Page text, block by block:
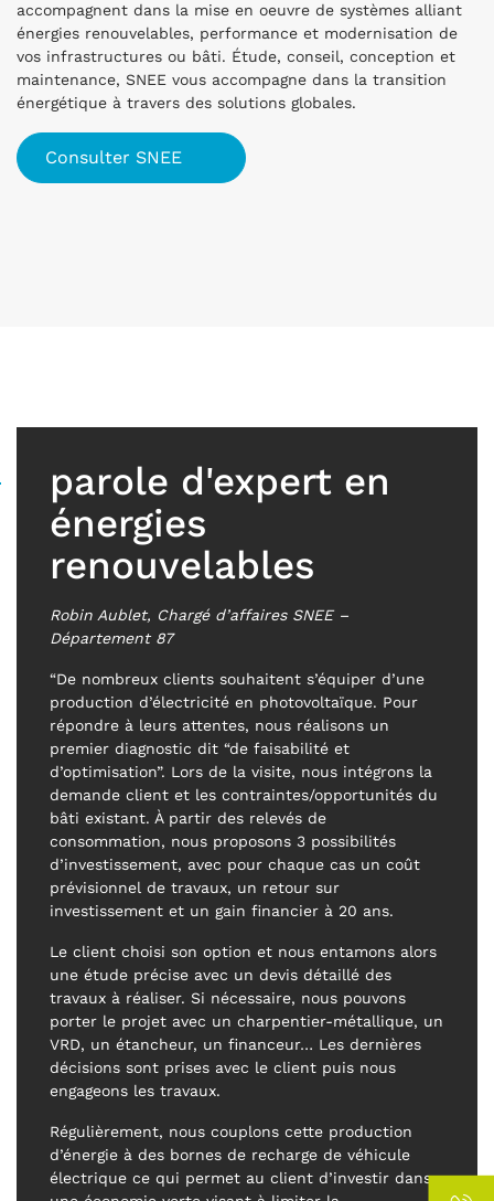
accompagnent dans la mise en oeuvre de systèmes alliant
énergies renouvelables, performance et modernisation de
vos infrastructures ou bâti. Étude, conseil, conception et
maintenance, SNEE vous accompagne dans la transition
énergétique à travers des solutions globales.
Consulter SNEE
parole d'expert en
énergies
renouvelables
Robin Aublet, Chargé d’affaires SNEE –
Département 87
“De nombreux clients souhaitent s’équiper d’une
production d’électricité en photovoltaïque. Pour
répondre à leurs attentes, nous réalisons un
premier diagnostic dit “de faisabilité et
d’optimisation”. Lors de la visite, nous intégrons la
demande client et les contraintes/opportunités du
bâti existant. À partir des relevés de
consommation, nous proposons 3 possibilités
d’investissement, avec pour chaque cas un coût
prévisionnel de travaux, un retour sur
investissement et un gain financier à 20 ans.
Le client choisi son option et nous entamons alors
une étude précise avec un devis détaillé des
travaux à réaliser. Si nécessaire, nous pouvons
porter le projet avec un charpentier-métallique, un
VRD, un étancheur, un financeur… Les dernières
décisions sont prises avec le client puis nous
engageons les travaux.
Régulièrement, nous couplons cette production
d’énergie à des bornes de recharge de véhicule
électrique ce qui permet au client d’investir dans